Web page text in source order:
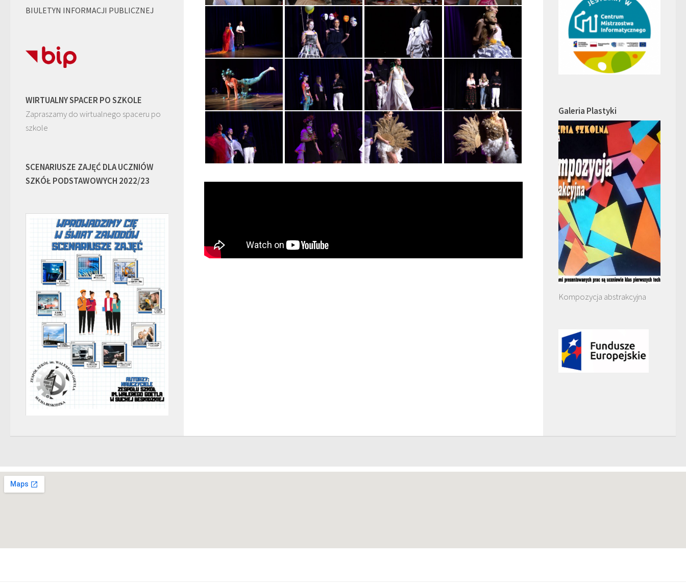
BIULETYN INFORMACJI PUBLICZNEJ
WIRTUALNY SPACER PO SZKOLE
Zapraszamy do wirtualnego spaceru po
szkole
SCENARIUSZE ZAJĘĆ DLA UCZNIÓW
SZKÓŁ PODSTAWOWYCH 2022/23
Galeria Plastyki
Kompozycja abstrakcyjna